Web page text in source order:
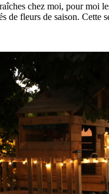
chez moi, pour moi
de fleurs de saison.